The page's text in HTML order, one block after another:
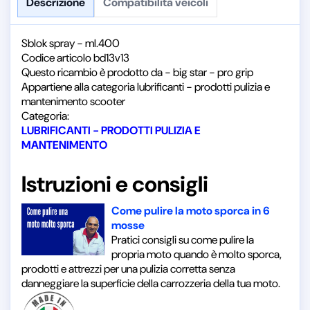
Sblok spray - ml.400
Codice articolo bd13v13
Questo ricambio è prodotto da - big star - pro grip
Appartiene alla categoria lubrificanti - prodotti pulizia e
mantenimento scooter
Categoria:
LUBRIFICANTI - PRODOTTI PULIZIA E
MANTENIMENTO
Istruzioni e consigli
Come pulire la moto sporca in 6
mosse
Pratici consigli su come pulire la
propria moto quando è molto sporca,
prodotti e attrezzi per una pulizia corretta senza
danneggiare la superficie della carrozzeria della tua moto.